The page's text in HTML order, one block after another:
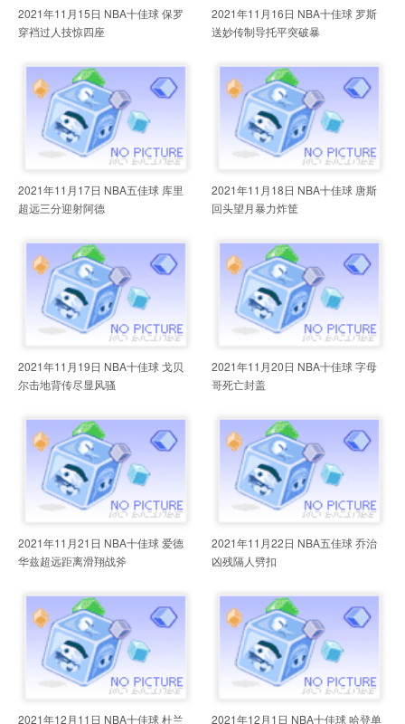
2021年11月15日 NBA十佳球 保罗
穿裆过人技惊四座
2021年11月16日 NBA十佳球 罗斯
送妙传制导托平突破暴
2021年11月17日 NBA五佳球 库里
超远三分迎射阿德
2021年11月18日 NBA十佳球 唐斯
回头望月暴力炸筐
2021年11月19日 NBA十佳球 戈贝
尔击地背传尽显风骚
2021年11月20日 NBA十佳球 字母
哥死亡封盖
2021年11月21日 NBA十佳球 爱德
华兹超远距离滑翔战斧
2021年11月22日 NBA五佳球 乔治
凶残隔人劈扣
2021年12月11日 NBA十佳球 杜兰 2021年12月1日 NBA十佳球 哈登单